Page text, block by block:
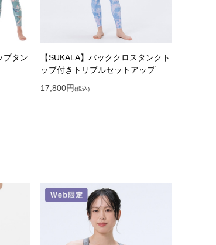
プタン
【SUKALA】バッククロスタンクト
ップ付きトリプルセットアップ
17,800円(税込)